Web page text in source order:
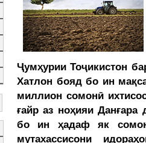
Ҷумҳурии Тоҷикистон
Хатлон бояд бо ин
миллион сомонӣ
ғайр аз ноҳияи
бо ин ҳадаф як
мутахассисони